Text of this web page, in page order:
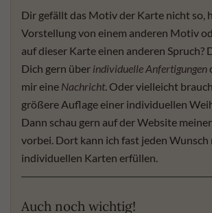
Dir gefällt das Motiv der Karte nicht so,
Vorstellung von einem anderen Motiv
auf dieser Karte einen anderen Spruch?
Dich gern über individuelle Anfertigungen
mir eine Nachricht. Oder vielleicht
größere Auflage einer individuellen
Dann schau gern auf der Website meiner
vorbei. Dort kann ich fast jeden Wunsch
individuellen Karten erfüllen.
Auch noch wichtig!